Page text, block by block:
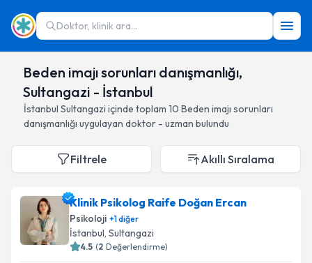
Doktor, klinik ara...
Beden imajı sorunları danışmanlığı,
Sultangazi - İstanbul
İstanbul Sultangazi içinde toplam 10 Beden imajı sorunları
danışmanlığı uygulayan doktor - uzman bulundu
Filtrele Akıllı Sıralama
Klinik Psikolog Raife Doğan Ercan
Psikoloji +1diğer
İstanbul, Sultangazi
4.5 (2 Değerlendirme)